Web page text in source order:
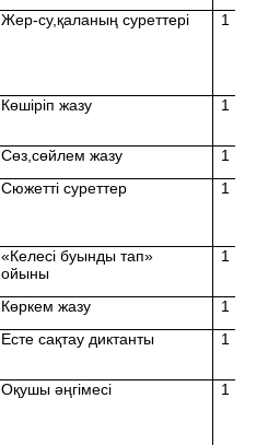
Жер-су,қаланың суреттері 1
Көшіріп жазу 1
Сөз,сөйлем жазу
1
Сюжетті суреттер 1
«Келесі буынды тап»
ойыны
1
Көркем жазу
1
Есте сақтау диктанты 1
Оқушы әңгімесі 1